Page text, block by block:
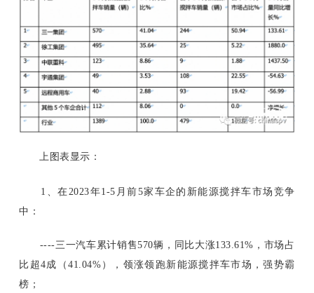
上图表显示：
1、在2023年1-5月前5家车企的新能源搅拌车市场竞争
中：
----三一汽车累计销售570辆，同比大涨133.61%，市场占
比超4成（41.04%），领涨领跑新能源搅拌车市场，强势霸
榜；